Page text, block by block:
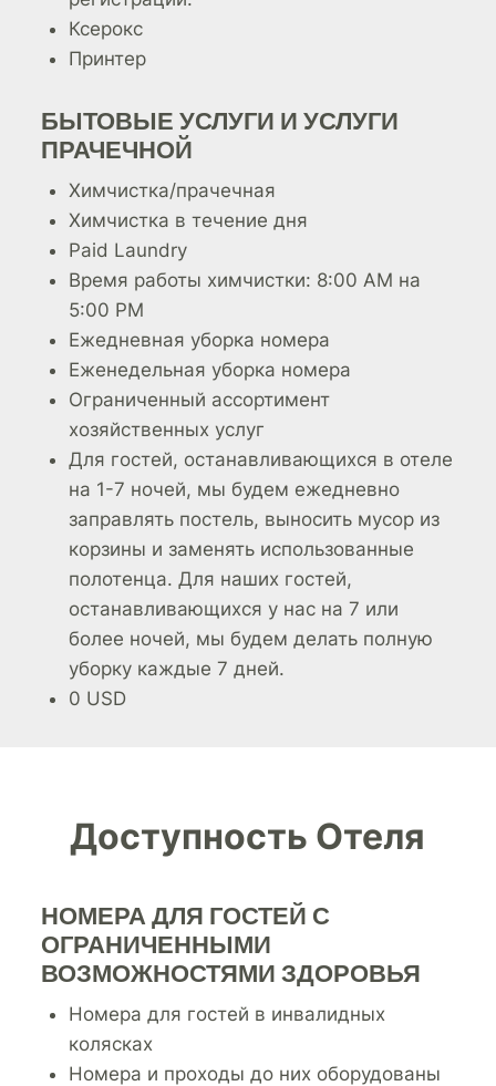
Ксерокс
Принтер
БЫТОВЫЕ УСЛУГИ И УСЛУГИ
ПРАЧЕЧНОЙ
Химчистка/прачечная
Химчистка в течение дня
Paid Laundry
Время работы химчистки: 8:00 AM на
5:00 PM
Ежедневная уборка номера
Еженедельная уборка номера
Ограниченный ассортимент
хозяйственных услуг
Для гостей, останавливающихся в отеле
на 1-7 ночей, мы будем ежедневно
заправлять постель, выносить мусор из
корзины и заменять использованные
полотенца. Для наших гостей,
останавливающихся у нас на 7 или
более ночей, мы будем делать полную
уборку каждые 7 дней.
0 USD
Доступность Отеля
НОМЕРА ДЛЯ ГОСТЕЙ С
ОГРАНИЧЕННЫМИ
ВОЗМОЖНОСТЯМИ ЗДОРОВЬЯ
Номера для гостей в инвалидных
колясках
Номера и проходы до них оборудованы